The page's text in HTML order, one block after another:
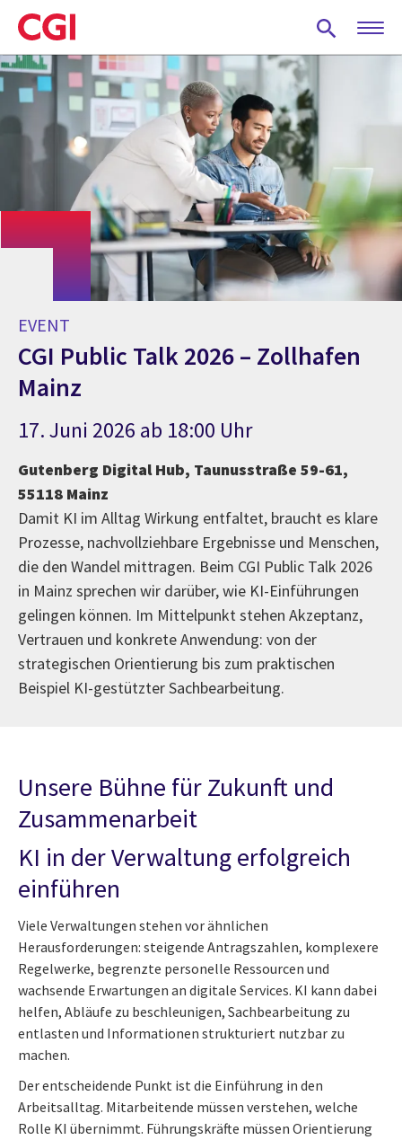
Skip
to
main
content
EVENT
CGI Public Talk 2026 – Zollhafen
Mainz
17. Juni 2026 ab 18:00 Uhr
Gutenberg Digital Hub, Taunusstraße 59-61,
55118 Mainz
Damit KI im Alltag Wirkung entfaltet, braucht es klare
Prozesse, nachvollziehbare Ergebnisse und Menschen,
die den Wandel mittragen. Beim CGI Public Talk 2026
in Mainz sprechen wir darüber, wie KI-Einführungen
gelingen können. Im Mittelpunkt stehen Akzeptanz,
Vertrauen und konkrete Anwendung: von der
strategischen Orientierung bis zum praktischen
Beispiel KI-gestützter Sachbearbeitung.
Unsere Bühne für Zukunft und
Zusammenarbeit
KI in der Verwaltung erfolgreich
einführen
Viele Verwaltungen stehen vor ähnlichen
Herausforderungen: steigende Antragszahlen, komplexere
Regelwerke, begrenzte personelle Ressourcen und
wachsende Erwartungen an digitale Services. KI kann dabei
helfen, Abläufe zu beschleunigen, Sachbearbeitung zu
entlasten und Informationen strukturiert nutzbar zu
machen.
Der entscheidende Punkt ist die Einführung in den
Arbeitsalltag. Mitarbeitende müssen verstehen, welche
Rolle KI übernimmt. Führungskräfte müssen Orientierung